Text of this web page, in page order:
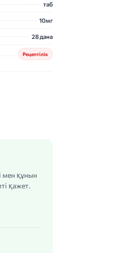
таб
10мг
28 дана
Рецептілік
мен құнын
қажет.